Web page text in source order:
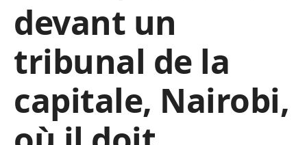
devant un
tribunal de la
capitale, Nairobi,